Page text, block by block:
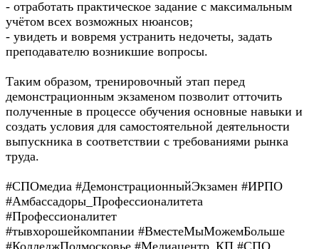
- отработать практическое задание с максимальным
учётом всех возможных нюансов;
- увидеть и вовремя устранить недочеты, задать
преподавателю возникшие вопросы.
Таким образом, тренировочный этап перед
демонстрационным экзаменом позволит отточить
полученные в процессе обучения основные навыки и
создать условия для самостоятельной деятельности
выпускника в соответствии с требованиями рынка
труда.
#СПОмедиа #ДемонстрационныйЭкзамен #ИРПО
#Амбассадоры_Профессионалитета
#Профессионалитет
#тывхорошейкомпании #ВместеМыМожемБольше